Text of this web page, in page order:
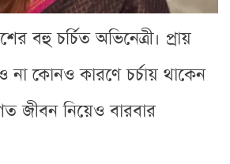
বহু চর্চিত অভিনেত্রী। প্রায়
কোনও কারণে চর্চায় থাকেন
জীবন নিয়েও বারবার